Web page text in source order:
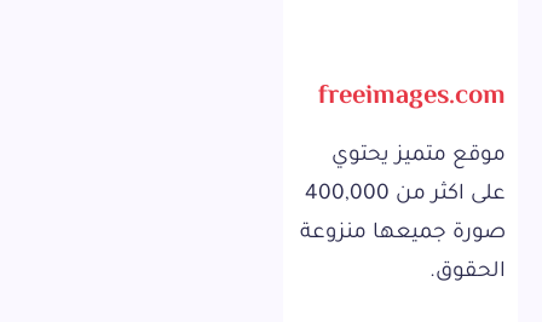
freeimages.com
موقع متميز يحتوي
على اكثر من 400,000
صورة جميعها منزوعة
الحقوق.